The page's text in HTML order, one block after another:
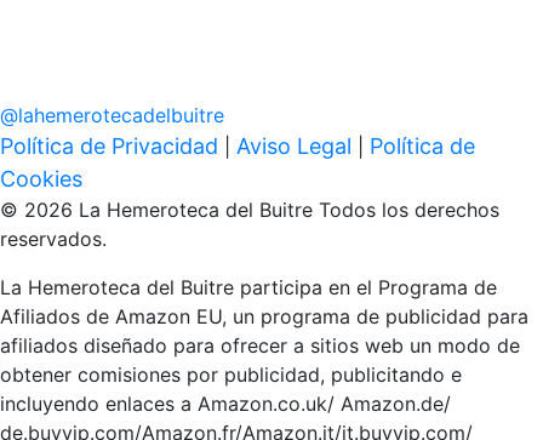
@lahemerotecadelbuitre
Política de Privacidad Aviso Legal
Política de
Cookies
© 2026 La Hemeroteca del Buitre Todos los derechos
reservados.
La Hemeroteca del Buitre participa en el Programa de
Afiliados de Amazon EU, un programa de publicidad para
afiliados diseñado para ofrecer a sitios web un modo de
obtener comisiones por publicidad, publicitando e
incluyendo enlaces a Amazon.co.uk/ Amazon.de/
de.buyvip.com/Amazon.fr/Amazon.it/it.buyvip.com/